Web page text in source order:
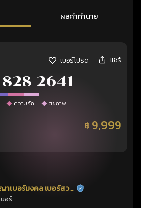
ผลคำทำนาย
เบอร์โปรด แชร์
2641
ความรัก สุขภาพ
฿ 9,999
เบอร์มงคล เบอร์สวย
ตร์
ร้านยืนยันแล้ว
บอร์